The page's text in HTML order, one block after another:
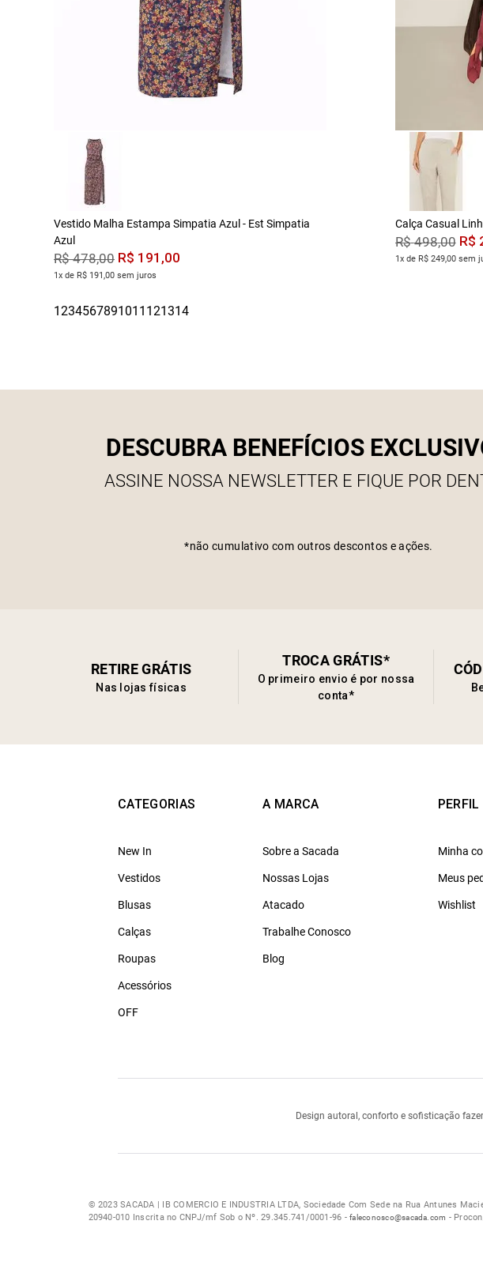
Vestido Malha Estampa Simpatia Azul - Est Simpatia
Azul
R$ 478,00 R$ 191 ,00
1x de R$ 191,00 sem juros
Calça Casual
R$ 498,00 R$
1x de R$ 249,00 sem
DESCUBRA BENEFÍCIOS
ASSINE NOSSA NEWSLETTER E FIQUE POR
*não cumulativo com outros descontos e ações.
RETIRE GRÁTIS
Nas lojas físicas
TROCA GRÁTIS*
O primeiro envio é por nossa
conta*
CATEGORIAS
New In
Vestidos
Blusas
Calças
Roupas
Acessórios
OFF
A MARCA
Sobre a Sacada
Nossas Lojas
Atacado
Trabalhe Conosco
Blog
PERFIL
Minha
Meus
Wishlist
Design autoral, conforto e sofisticação
© 2023 SACADA | IB COMERCIO E INDUSTRIA LTDA, Sociedade Com Sede na Rua Antunes
20940-010 Inscrita no CNPJ/mf Sob o Nº. 29.345.741/0001-96 -faleconosco@sacada.com -